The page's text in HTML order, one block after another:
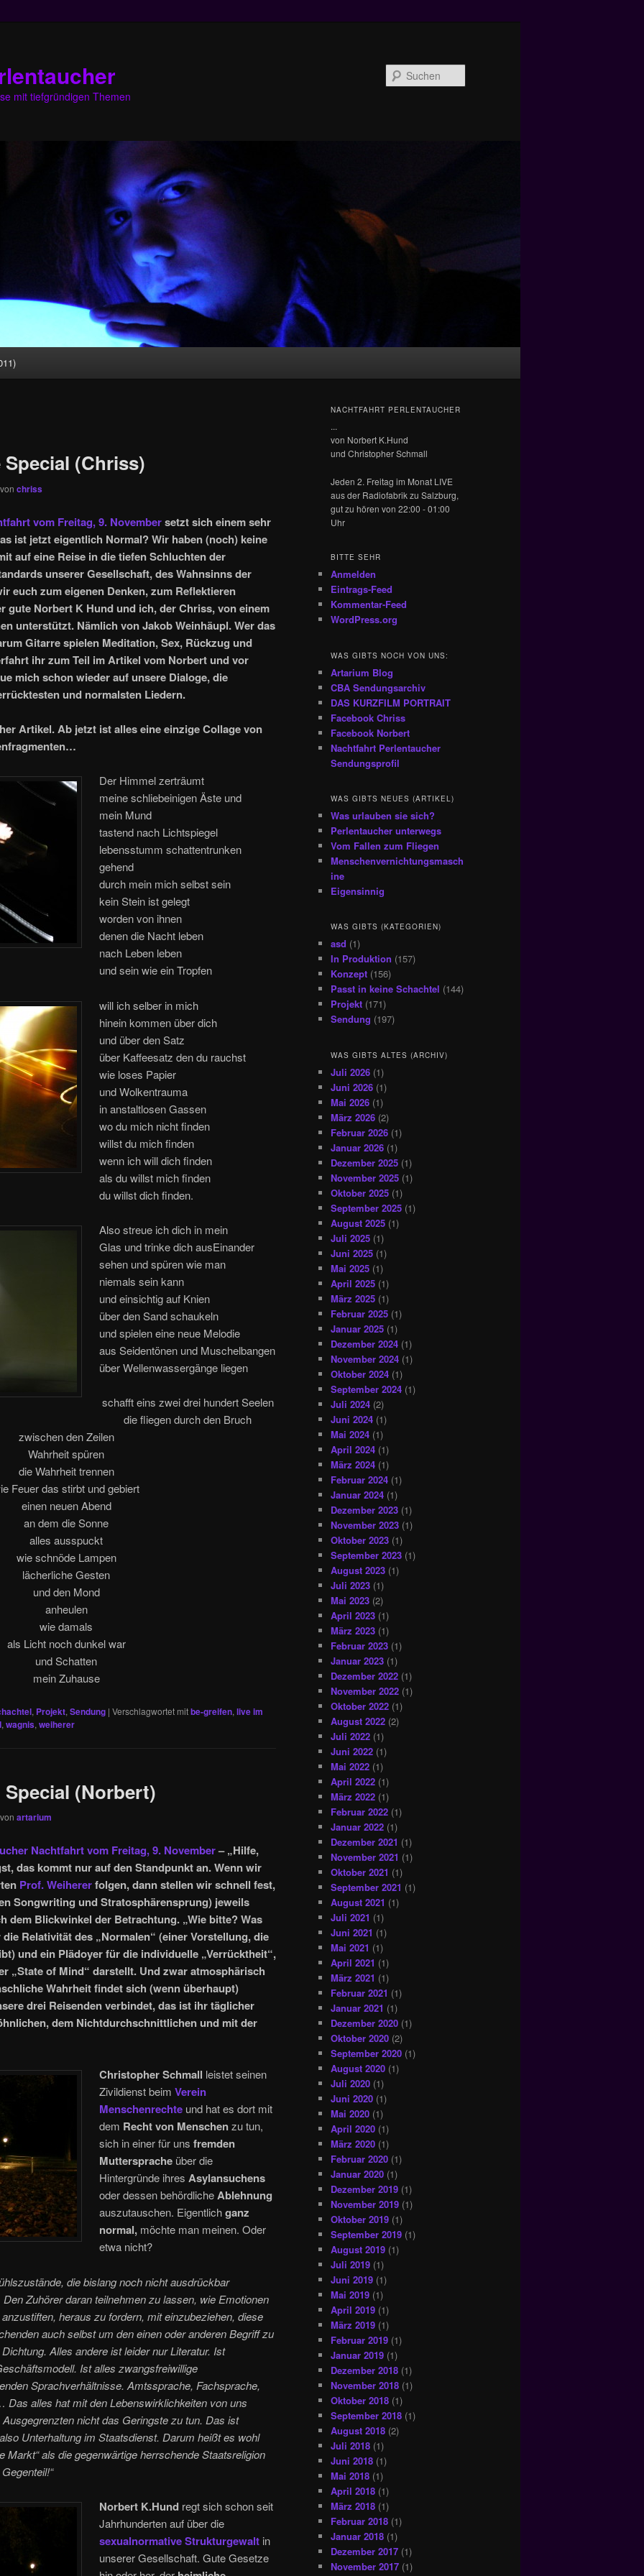
mit tiefgründigen Themen
(Chriss)
von chriss
vom Freitag, 9. Novembersetzt sich einem sehr
ist jetzt eigentlich Normal? Wir haben (noch) keine
auf eine Reise in die tiefen Schluchten der
unserer Gesellschaft, des Wahnsinns der
euch zum eigenen Denken, zum Reflektieren
gute Norbert K Hund und ich, der Chriss, von einem
unterstützt. Nämlich von Jakob Weinhäupl. Wer das
Gitarre spielen Meditation, Sex, Rückzug und
ihr zum Teil im Artikel vom Norbert und vor
mich schon wieder auf unsere Dialoge, die
und normalsten Liedern.
Artikel. Ab jetzt ist alles eine einzige Collage von
Der Himmel zerträumt
meine schliebeinigen Äste und
mein Mund
tastend nach Lichtspiegel
lebensstumm schattentrunken
gehend
durch mein mich selbst sein
kein Stein ist gelegt
worden von ihnen
denen die Nacht leben
nach Leben leben
und sein wie ein Tropfen
will ich selber in mich
hinein kommen über dich
und über den Satz
über Kaffeesatz den du rauchst
wie loses Papier
und Wolkentrauma
in anstaltlosen Gassen
wo du mich nicht finden
willst du mich finden
wenn ich will dich finden
als du willst mich finden
du willst dich finden.
Also streue ich dich in mein
Glas und trinke dich ausEinander
sehen und spüren wie man
niemals sein kann
und einsichtig auf Knien
über den Sand schaukeln
und spielen eine neue Melodie
aus Seidentönen und Muschelbangen
über Wellenwassergänge liegen
schafft eins zwei drei hundert Seelen
die fliegen durch den Bruch
zwischen den Zeilen
Wahrheit spüren
die Wahrheit trennen
Feuer das stirbt und gebiert
einen neuen Abend
an dem die Sonne
alles ausspuckt
wie schnöde Lampen
lächerliche Gesten
und den Mond
anheulen
wie damals
als Licht noch dunkel war
und Schatten
mein Zuhause
, Projekt, Sendung | Verschlagwortet mitbe-greifen, live im
, wagnis, weiherer
(Norbert)
von artarium
Nachtfahrt vom Freitag, 9. November– „Hilfe,
das kommt nur auf den Standpunkt an. Wenn wir
Prof. Weihererfolgen, dann stellen wir schnell fest,
Songwriting und Stratosphärensprung) jeweils
dem Blickwinkel der Betrachtung. „Wie bitte? Was
Relativität des „Normalen“ (einer Vorstellung, die
und ein Plädoyer für die individuelle „Verrücktheit“,
„State of Mind“ darstellt. Und zwar atmosphärisch
Wahrheit findet sich (wenn überhaupt)
drei Reisenden verbindet, das ist ihr täglicher
dem Nichtdurchschnittlichen und mit der
Christopher Schmall leistet seinen
Zivildienst beimVerein
Menschenrechte und hat es dort mit
dem Recht von Menschenzu tun,
sich in einer für unsfremden
Muttersprache über die
Hintergründe ihres Asylansuchens
oder dessen behördliche Ablehnung
auszutauschen. Eigentlichganz
normal, möchte man meinen. Oder
etwa nicht?
die bislang noch nicht ausdrückbar
Zuhörer daran teilnehmen zu lassen, wie Emotionen
heraus zu fordern, mit einzubeziehen, diese
auch selbst um den einen oder anderen Begriff zu
Alles andere ist leider nur Literatur. Ist
Ist alles zwangsfreiwillige
Sprachverhältnisse. Amtssprache, Fachsprache,
alles hat mit den Lebenswirklichkeiten von uns
nicht das Geringste zu tun. Das ist
Unterhaltung im Staatsdienst. Darum heißt es wohl
Markt“ als die gegenwärtige herrschende Staatsreligion
Norbert K.Hund regt sich schon seit
Jahrhunderten auf über die
sexualnormative Strukturgewalt in
unserer Gesellschaft. Gute Gesetze
NACHTFAHRT PERLENTAUCHER
...
von Norbert K.Hund
und Christopher Schmall
Jeden 2. Freitag im Monat LIVE
aus der Radiofabrik zu Salzburg,
gut zu hören von 22:00 - 01:00
Uhr
BITTE SEHR
Anmelden
Eintrags-Feed
Kommentar-Feed
WordPress.org
WAS GIBTS NOCH VON UNS:
Artarium Blog
CBA Sendungsarchiv
DAS KURZFILM PORTRAIT
Facebook Chriss
Facebook Norbert
Nachtfahrt Perlentaucher
Sendungsprofil
WAS GIBTS NEUES (ARTIKEL)
Was urlauben sie sich?
Perlentaucher unterwegs
Vom Fallen zum Fliegen
Menschenvernichtungsmasch
ine
Eigensinnig
WAS GIBTS (KATEGORIEN)
asd (1)
In Produktion (157)
Konzept (156)
Passt in keine Schachtel (144)
Projekt (171)
Sendung (197)
WAS GIBTS ALTES (ARCHIV)
Juli 2026 (1)
Juni 2026 (1)
Mai 2026 (1)
März 2026 (2)
Februar 2026 (1)
Januar 2026 (1)
Dezember 2025 (1)
November 2025 (1)
Oktober 2025 (1)
September 2025 (1)
August 2025 (1)
Juli 2025 (1)
Juni 2025 (1)
Mai 2025 (1)
April 2025 (1)
März 2025 (1)
Februar 2025 (1)
Januar 2025 (1)
Dezember 2024 (1)
November 2024 (1)
Oktober 2024 (1)
September 2024 (1)
Juli 2024 (2)
Juni 2024 (1)
Mai 2024 (1)
April 2024 (1)
März 2024 (1)
Februar 2024 (1)
Januar 2024 (1)
Dezember 2023 (1)
November 2023 (1)
Oktober 2023 (1)
September 2023 (1)
August 2023 (1)
Juli 2023 (1)
Mai 2023 (2)
April 2023 (1)
März 2023 (1)
Februar 2023 (1)
Januar 2023 (1)
Dezember 2022 (1)
November 2022 (1)
Oktober 2022 (1)
August 2022 (2)
Juli 2022 (1)
Juni 2022 (1)
Mai 2022 (1)
April 2022 (1)
März 2022 (1)
Februar 2022 (1)
Januar 2022 (1)
Dezember 2021 (1)
November 2021 (1)
Oktober 2021 (1)
September 2021 (1)
August 2021 (1)
Juli 2021 (1)
Juni 2021 (1)
Mai 2021 (1)
April 2021 (1)
März 2021 (1)
Februar 2021 (1)
Januar 2021 (1)
Dezember 2020 (1)
Oktober 2020 (2)
September 2020 (1)
August 2020 (1)
Juli 2020 (1)
Juni 2020 (1)
Mai 2020 (1)
April 2020 (1)
März 2020 (1)
Februar 2020 (1)
Januar 2020 (1)
Dezember 2019 (1)
November 2019 (1)
Oktober 2019 (1)
September 2019 (1)
August 2019 (1)
Juli 2019 (1)
Juni 2019 (1)
Mai 2019 (1)
April 2019 (1)
März 2019 (1)
Februar 2019 (1)
Januar 2019 (1)
Dezember 2018 (1)
November 2018 (1)
Oktober 2018 (1)
September 2018 (1)
August 2018 (2)
Juli 2018 (1)
Juni 2018 (1)
Mai 2018 (1)
April 2018 (1)
März 2018 (1)
Februar 2018 (1)
Januar 2018 (1)
Dezember 2017 (1)
November 2017 (1)